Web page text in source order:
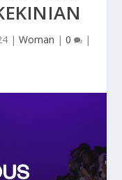
| Woman | 0 |